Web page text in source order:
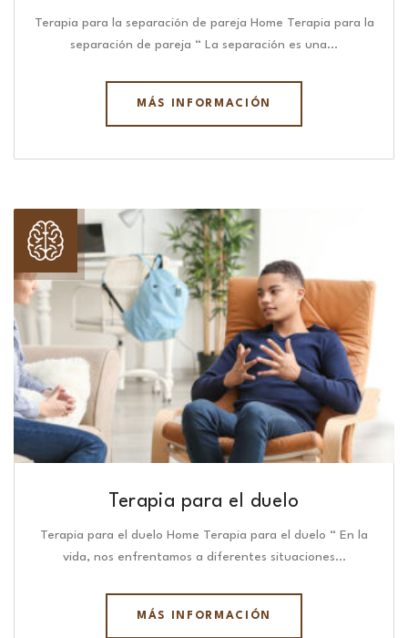
Terapia para la separación de pareja Home Terapia para la
separación de pareja “ La separación es una…
MÁS INFORMACIÓN
Terapia para el duelo
Terapia para el duelo Home Terapia para el duelo “ En la
vida, nos enfrentamos a diferentes situaciones…
MÁS INFORMACIÓN